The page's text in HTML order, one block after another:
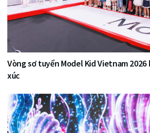
Vòng sơ tuyển Model Kid Vietnam 2026
xúc